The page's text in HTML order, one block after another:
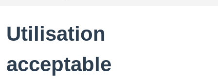
Utilisation
acceptable